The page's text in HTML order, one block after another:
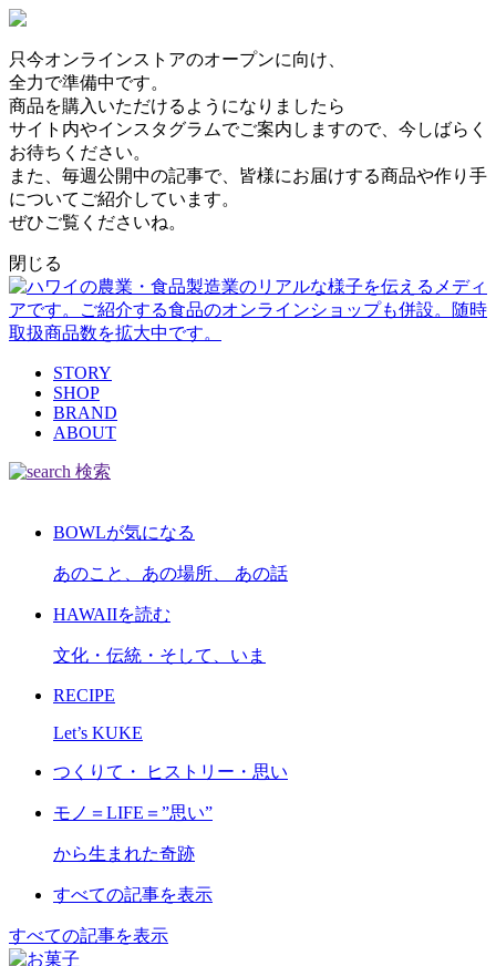
只今オンラインストアのオープンに向け、
全力で準備中です。
商品を購入いただけるようになりましたら
サイト内やインスタグラムでご案内しますので、今しばらく
お待ちください。
また、毎週公開中の記事で、皆様にお届けする商品や作り手
についてご紹介しています。
ぜひご覧くださいね。
閉じる
STORY
SHOP
BRAND
ABOUT
検索
BOWLが気になる
あのこと、あの場所、 あの話
HAWAIIを読む
文化・伝統・そして、いま
RECIPE
Let’s KUKE
つくりて・ ヒストリー・思い
モノ＝LIFE＝”思い”
から生まれた奇跡
すべての記事を表示
すべての記事を表示